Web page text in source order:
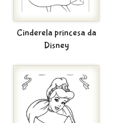
Cinderela princesa da
Disney